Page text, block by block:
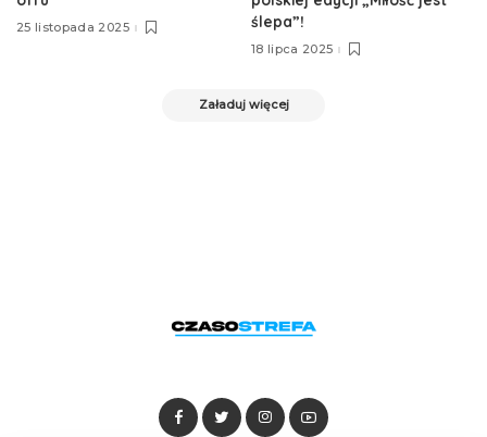
25 listopada 2025
ślepa”!
18 lipca 2025
Załaduj więcej